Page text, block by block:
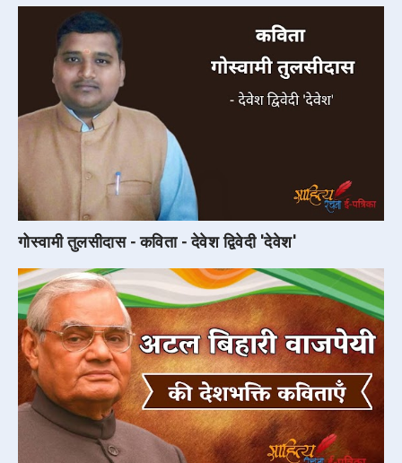
गोस्वामी तुलसीदास - कविता - देवेश द्विवेदी 'देवेश'